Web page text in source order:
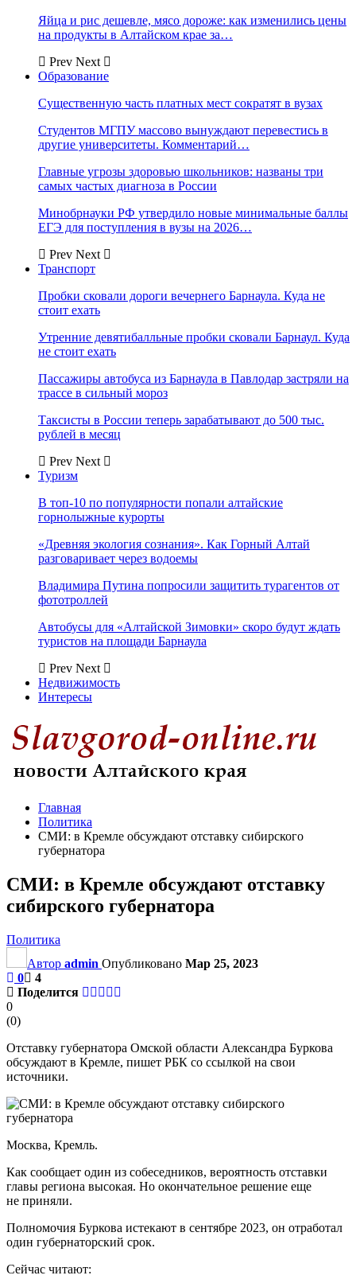
Яйца и рис дешевле, мясо дороже: как изменились цены
на продукты в Алтайском крае за…
Prev Next
Образование
Существенную часть платных мест сократят в вузах
Студентов МГПУ массово вынуждают перевестись в
другие университеты. Комментарий…
Главные угрозы здоровью школьников: названы три
самых частых диагноза в России
Минобрнауки РФ утвердило новые минимальные баллы
ЕГЭ для поступления в вузы на 2026…
Prev Next
Транспорт
Пробки сковали дороги вечернего Барнаула. Куда не
стоит ехать
Утренние девятибалльные пробки сковали Барнаул. Куда
не стоит ехать
Пассажиры автобуса из Барнаула в Павлодар застряли на
трассе в сильный мороз
Таксисты в России теперь зарабатывают до 500 тыс.
рублей в месяц
Prev Next
Туризм
В топ-10 по популярности попали алтайские
горнолыжные курорты
«Древняя экология сознания». Как Горный Алтай
разговаривает через водоемы
Владимира Путина попросили защитить турагентов от
фототроллей
Автобусы для «Алтайской Зимовки» скоро будут ждать
туристов на площади Барнаула
Prev Next
Недвижимость
Интересы
Главная
Политика
СМИ: в Кремле обсуждают отставку сибирского
губернатора
СМИ: в Кремле обсуждают отставку
сибирского губернатора
Политика
Автор admin Опубликовано Мар 25, 2023
0
4
Поделится
0
(0)
Отставку губернатора Омской области Александра Буркова
обсуждают в Кремле, пишет РБК со ссылкой на свои
источники.
Москва, Кремль.
Как сообщает один из собеседников, вероятность отставки
главы региона высокая. Но окончательное решение еще
не приняли.
Полномочия Буркова истекают в сентябре 2023, он отработал
один губернаторский срок.
Сейчас читают: